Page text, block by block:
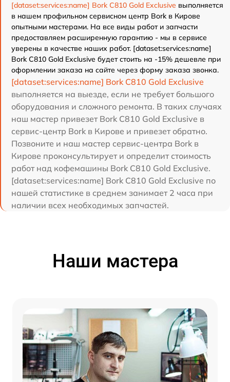
[dataset:services:name] Bork C810 Gold Exclusive выполняется
в нашем профильном сервисном центр Bork в Кирове
опытными мастерами. На все виды работ и запчасти
предоставляем расширенную гарантию - мы в сервисе
уверены в качестве наших работ. [dataset:services:name]
Bork C810 Gold Exclusive будет стоить на -15% дешевле при
оформлении заказа на сайте через форму заказа звонка.
[dataset:services:name] Bork C810 Gold Exclusive
выполняется на выезде, если не требует большого
оборудования и сложного ремонта. В таких случаях
наш мастер привезет Bork C810 Gold Exclusive в
сервис-центр Bork в Кирове и привезет обратно.
Позвоните и наш мастер сервис-центра Bork в
Кирове проконсультирует и определит стоимость
работ над кофемашины Bork C810 Gold Exclusive.
[dataset:services:name] Bork C810 Gold Exclusive по
нашей статистике в среднем занимает 2 часа при
наличии всех необходимых запчастей.
Наши мастера